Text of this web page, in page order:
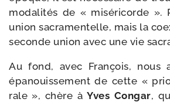
moda­li­tés de « misé­ri­corde ».
union sacra­men­telle, mais la
seconde union avec une vie
Au fond, avec François, nous
épa­nouis­se­ment de cette «
rale », chère àYves Congar,